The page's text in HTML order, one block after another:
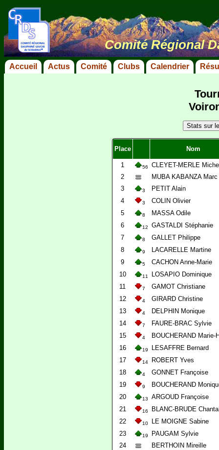
Comité Régional
Accueil Actus Comité Clubs Calendrier
Place Nom
1 56
CLEYET-MERLE
2
MUBA KABANZA Marc
3
3
PETIT Alain
4
3
COLIN Olivier
5
8
MASSA Odile
6
12
GASTALDI Stéphanie
7
8
GALLET Philippe
8
9
LACARELLE Martine
9
5
CACHON Anne-Marie
10
11
LOSAPIO Dominique
11
7
GAMOT Christiane
12
4
GIRARD Christine
13
4
DELPHIN Monique
14
7
FAURE-BRAC Sylvie
15
4
BOUCHERAND Marie-
16
19
LESAFFRE Bernard
17
14
ROBERT Yves
18
4
GONNET Françoise
19
9
BOUCHERAND
20
13
ARGOUD Françoise
21
16
BLANC-BRUDE
22
10
LE MOIGNE Sabine
23
19
PAUGAM Sylvie
24
BERTHOIN Mireille